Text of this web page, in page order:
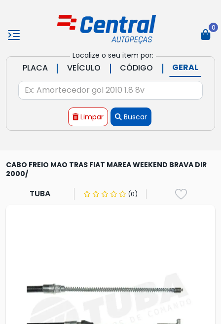
Localize o seu item por:
PLACA | VEÍCULO | CÓDIGO | GERAL
Limpar Buscar
0
CABO FREIO MAO TRAS FIAT MAREA WEEKEND BRAVA DIR
2000/
TUBA (0)